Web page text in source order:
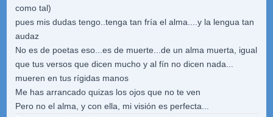
como tal)
pues mis dudas tengo..tenga tan fría el alma....y la lengua tan
audaz
No es de poetas eso...es de muerte...de un alma muerta, igual
que tus versos que dicen mucho y al fín no dicen nada...
mueren en tus rígidas manos
Me has arrancado quizas los ojos que no te ven
Pero no el alma, y con ella, mi visión es perfecta...